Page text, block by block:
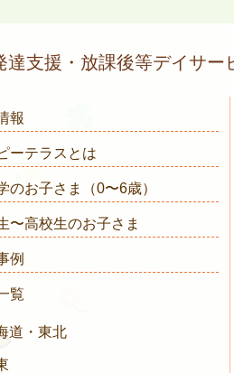
達支援・放課後等デイサ
報
ーテラスとは
のお子さま （0〜6歳）
〜高校生のお子さま
例
覧
道・東北